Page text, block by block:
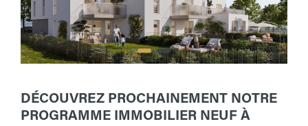
DÉCOUVREZ PROCHAINEMENT NOTRE
PROGRAMME IMMOBILIER NEUF À